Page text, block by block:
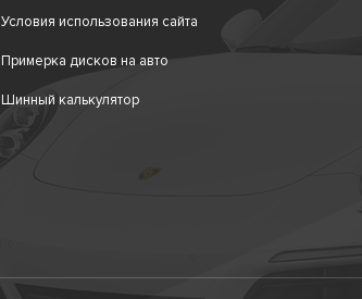
Условия использования сайта
Примерка дисков на авто
Шинный калькулятор